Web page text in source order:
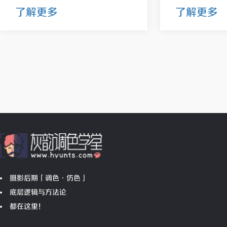
了解更多 了解更多
摄影后期「调色•仿色」
底层逻辑与方法论
都在这里！